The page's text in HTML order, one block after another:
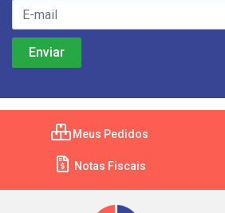
Meus Pedidos
Notas Fiscais